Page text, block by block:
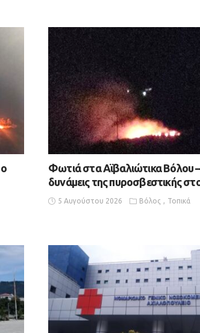
Φωτιά στα Αϊβαλιώτικα Βόλου –
δυνάμεις της πυροσβεστικής
5 Αυγούστου 2026 Βόλος Τοπικά